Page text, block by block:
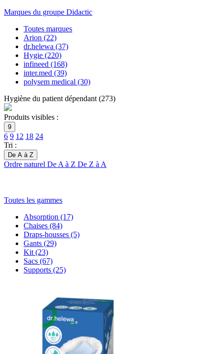
Marques du groupe Didactic
Toutes marques
Arion (22)
dr.helewa (37)
Hygie (220)
infineed (168)
inter.med (39)
polysem medical (30)
Hygiène du patient dépendant (273)
Produits visibles :
9
6 9 12 18 24
Tri :
De A à Z
Ordre naturel De A à Z De Z à A
Toutes les gammes
Absorption (17)
Chaises (84)
Draps-housses (5)
Gants (29)
Kit (23)
Sacs (67)
Supports (25)